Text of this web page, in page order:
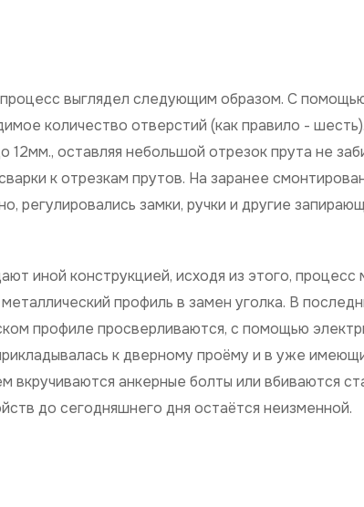
выглядел следующим образом. С
количество отверстий (как правило -
оставляя небольшой отрезок прута не
к отрезкам прутов. На заранее
регулировались замки, ручки и другие
иной конструкцией, исходя из этого, процесс
профиль в замен уголка. В
профиле просверливаются, с помощью
к дверному проёму и в уже
вкручиваются анкерные болты или вбиваются
до сегодняшнего дня остаётся неизменной.